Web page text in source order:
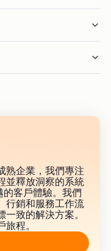
熟企業，我們專注
並釋放洞察的系統
客戶體驗。我們
行銷和服務工作流
致的解決方案。
程。